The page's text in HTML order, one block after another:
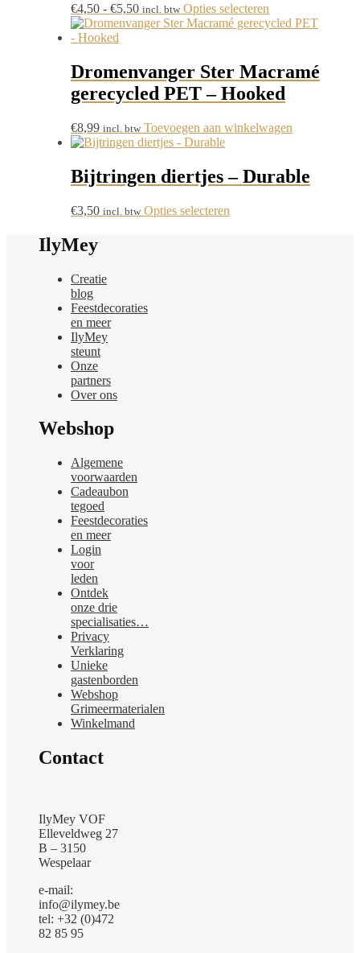
optie
kan
op
de
productpagina
€4,50 - €5,50Prijsklasse:
€4,50
incl. btw Opties selecteren
product
Deze
optie
gekozen
worden
productpagina
Dromenvanger Ster Macramé
gerecycled PET – Hooked
€8,99 incl. btw Toevoegen aan winkelwagen
Bijtringen diertjes – Durable
€3,50 incl. btw Opties selecteren
IlyMey
Creatie
blog
Feestdecoraties
en meer
IlyMey
steunt
Onze
partners
Over ons
Webshop
Algemene
voorwaarden
Cadeaubon
tegoed
Feestdecoraties
en meer
Login
voor
leden
Ontdek
onze drie
specialisaties…
Privacy
Verklaring
Unieke
gastenborden
Webshop
Grimeermaterialen
Winkelmand
Contact
IlyMey VOF
Elleveldweg 27
B – 3150
Wespelaar
e-mail:
info@ilymey.be
tel: +32 (0)472
82 85 95